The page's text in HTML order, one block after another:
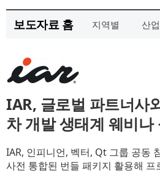
보도자료 홈 지역별 산
IAR, 글로벌 파트너사
차 개발 생태계 웨비나
IAR, 인피니언, 벡터, Qt 그룹 공동
사전 통합된 번들 패키지 활용해